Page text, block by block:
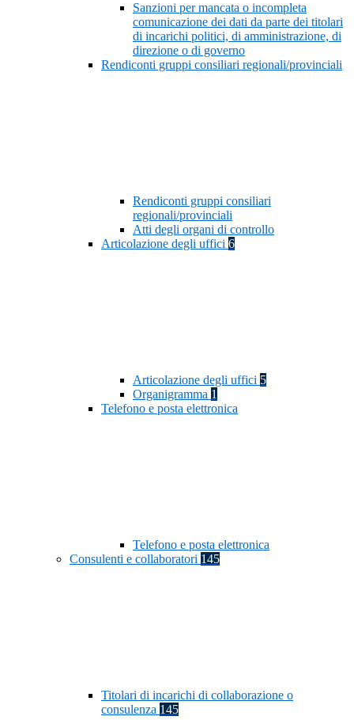
Sanzioni per mancata o incompleta
comunicazione dei dati da parte dei titolari
di incarichi politici, di amministrazione, di
direzione o di governo
Rendiconti gruppi consiliari regionali/provinciali
Rendiconti gruppi consiliari
regionali/provinciali
Atti degli organi di controllo
Articolazione degli uffici 6
Articolazione degli uffici 5
Organigramma 1
Telefono e posta elettronica
Telefono e posta elettronica
Consulenti e collaboratori 145
Titolari di incarichi di collaborazione o
consulenza 145